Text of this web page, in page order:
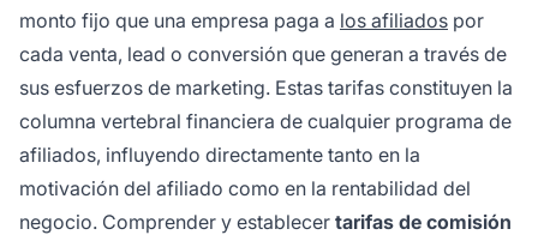
monto fijo que una empresa paga a los afiliados por
cada venta, lead o conversión que generan a través de
sus esfuerzos de marketing. Estas tarifas constituyen la
columna vertebral financiera de cualquier programa de
afiliados, influyendo directamente tanto en la
motivación del afiliado como en la rentabilidad del
negocio. Comprender y establecer tarifas de comisión